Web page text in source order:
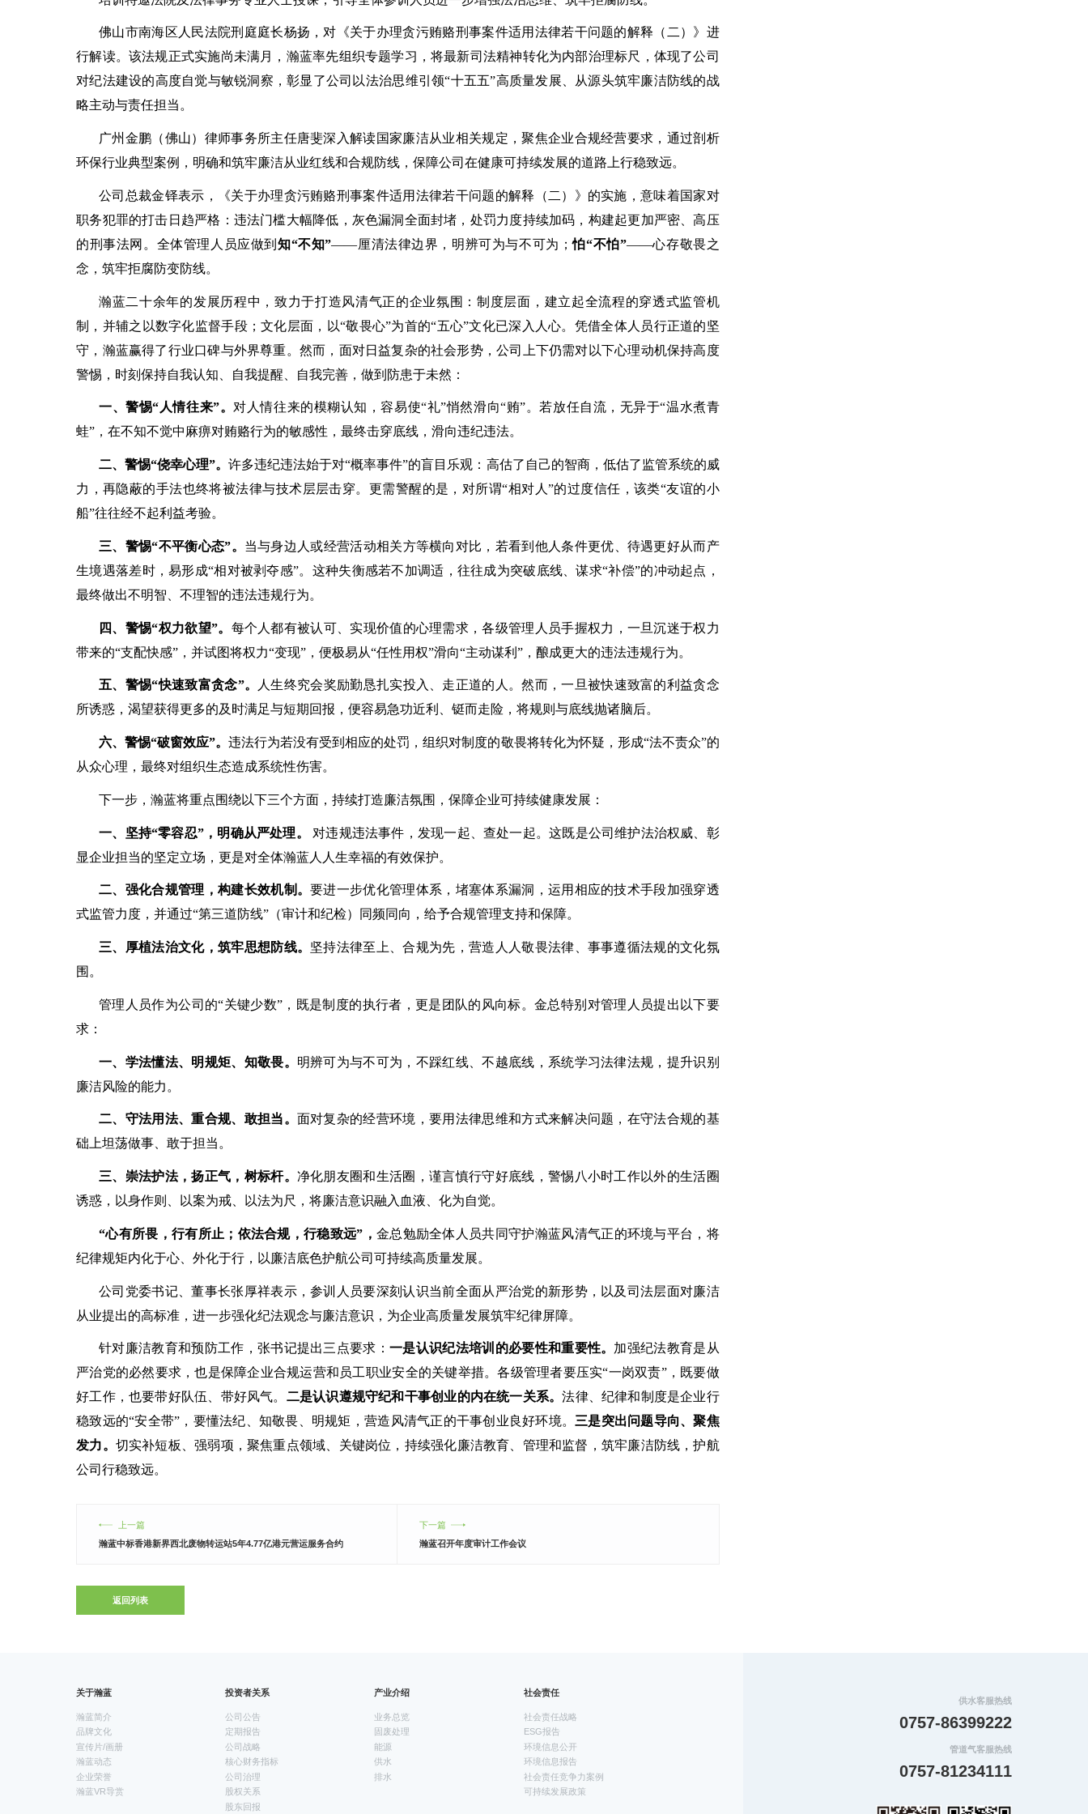
佛山市南海区人民法院刑庭庭长杨扬，对《关于办理贪污贿赂刑事案件适用法律若干问题的解释（二）》进
行解读。该法规正式实施尚未满月，瀚蓝率先组织专题学习，将最新司法精神转化为内部治理标尺，体现了公司
对纪法建设的高度自觉与敏锐洞察，彰显了公司以法治思维引领“十五五”高质量发展、从源头筑牢廉洁防线的战
略主动与责任担当。
广州金鹏（佛山）律师事务所主任唐斐深入解读国家廉洁从业相关规定，聚焦企业合规经营要求，通过剖析
环保行业典型案例，明确和筑牢廉洁从业红线和合规防线，保障公司在健康可持续发展的道路上行稳致远。
公司总裁金铎表示，《关于办理贪污贿赂刑事案件适用法律若干问题的解释（二）》的实施，意味着国家对
职务犯罪的打击日趋严格：违法门槛大幅降低，灰色漏洞全面封堵，处罚力度持续加码，构建起更加严密、高压
的刑事法网。全体管理人员应做到 知“不知”——厘清法律边界，明辨可为与不可为；怕“不怕”——心存敬畏之
念，筑牢拒腐防变防线。
瀚蓝二十余年的发展历程中，致力于打造风清气正的企业氛围：制度层面，建立起全流程的穿透式监管机
制，并辅之以数字化监督手段；文化层面，以“敬畏心”为首的“五心”文化已深入人心。凭借全体人员行正道的坚
守，瀚蓝赢得了行业口碑与外界尊重。然而，面对日益复杂的社会形势，公司上下仍需对以下心理动机保持高度
警惕，时刻保持自我认知、自我提醒、自我完善，做到防患于未然：
一、警惕“人情往来”。 对人情往来的模糊认知，容易使“礼”悄然滑向“贿”。若放任自流，无异于“温水煮青
蛙”，在不知不觉中麻痹对贿赂行为的敏感性，最终击穿底线，滑向违纪违法。
二、警惕“侥幸心理”。许多违纪违法始于对“概率事件”的盲目乐观：高估了自己的智商，低估了监管系统的威
力，再隐蔽的手法也终将被法律与技术层层击穿。更需警醒的是，对所谓“相对人”的过度信任，该类“友谊的小
船”往往经不起利益考验。
三、警惕“不平衡心态”。 当与身边人或经营活动相关方等横向对比，若看到他人条件更优、待遇更好从而产
生境遇落差时，易形成“相对被剥夺感”。这种失衡感若不加调适，往往成为突破底线、谋求“补偿”的冲动起点，
最终做出不明智、不理智的违法违规行为。
四、警惕“权力欲望”。 每个人都有被认可、实现价值的心理需求，各级管理人员手握权力，一旦沉迷于权力
带来的“支配快感”，并试图将权力“变现”，便极易从“任性用权”滑向“主动谋利”，酿成更大的违法违规行为。
五、警惕“快速致富贪念”。
人生终究会奖励勤恳扎实投入、走正道的人。然而，一旦被快速致富的利益贪念
所诱惑，渴望获得更多的及时满足与短期回报，便容易急功近利、铤而走险，将规则与底线抛诸脑后。
六、警惕“破窗效应”。违法行为若没有受到相应的处罚，组织对制度的敬畏将转化为怀疑，形成“法不责众”的
从众心理，最终对组织生态造成系统性伤害。
下一步，瀚蓝将重点围绕以下三个方面，持续打造廉洁氛围，保障企业可持续健康发展：
一、坚持“零容忍”，明确从严处理。
对违规违法事件，发现一起、查处一起。这既是公司维护法治权威、彰
显企业担当的坚定立场，更是对全体瀚蓝人人生幸福的有效保护。
二、强化合规管理，构建长效机制。要进一步优化管理体系，堵塞体系漏洞，运用相应的技术手段加强穿透
式监管力度，并通过“第三道防线”（审计和纪检）同频同向，给予合规管理支持和保障。
三、厚植法治文化，筑牢思想防线。 坚持法律至上、合规为先，营造人人敬畏法律、事事遵循法规的文化氛
围。
管理人员作为公司的“关键少数”，既是制度的执行者，更是团队的风向标。金总特别对管理人员提出以下要
求：
一、学法懂法、明规矩、知敬畏。 明辨可为与不可为，不踩红线、不越底线，系统学习法律法规，提升识别
廉洁风险的能力。
二、守法用法、重合规、敢担当。 面对复杂的经营环境，要用法律思维和方式来解决问题，在守法合规的基
础上坦荡做事、敢于担当。
三、崇法护法，扬正气，树标杆。 净化朋友圈和生活圈，谨言慎行守好底线，警惕八小时工作以外的生活圈
诱惑，以身作则、以案为戒、以法为尺，将廉洁意识融入血液、化为自觉。
“心有所畏，行有所止；依法合规，行稳致远”， 金总勉励全体人员共同守护瀚蓝风清气正的环境与平台，将
纪律规矩内化于心、外化于行，以廉洁底色护航公司可持续高质量发展。
公司党委书记、董事长张厚祥表示，参训人员要深刻认识当前全面从严治党的新形势，以及司法层面对廉洁
从业提出的高标准，进一步强化纪法观念与廉洁意识，为企业高质量发展筑牢纪律屏障。
针对廉洁教育和预防工作，张书记提出三点要求：一是认识纪法培训的必要性和重要性。 加强纪法教育是从
严治党的必然要求，也是保障企业合规运营和员工职业安全的关键举措。各级管理者要压实“一岗双责”，既要做
好工作，也要带好队伍、带好风气。 二是认识遵规守纪和干事创业的内在统一关系。法律、纪律和制度是企业行
稳致远的“安全带”，要懂法纪、知敬畏、明规矩，营造风清气正的干事创业良好环境。 三是突出问题导向、聚焦
发力。 切实补短板、强弱项，聚焦重点领域、关键岗位，持续强化廉洁教育、管理和监督，筑牢廉洁防线，护航
公司行稳致远。
上一篇
瀚蓝中标香港新界西北废物转运站5年4.77亿港元营运服务合约
下一篇
瀚蓝召开年度审计工作会议
返回列表
关于瀚蓝
瀚蓝简介
品牌文化
宣传片/画册
瀚蓝动态
企业荣誉
瀚蓝VR导赏
投资者关系
公司公告
定期报告
公司战略
核心财务指标
公司治理
股权关系
股东回报
产业介绍
业务总览
固废处理
能源
供水
排水
社会责任
社会责任战略
ESG报告
环境信息公开
环境信息报告
社会责任竞争力案例
可持续发展政策
供水客服热线
0757-86399222
管道气客服热线
0757-81234111